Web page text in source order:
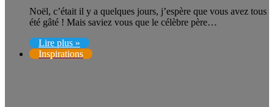
Noël, c’était il y a quelques jours, j’espère que vous avez tous
été gâté ! Mais saviez vous que le célèbre père…
Lire plus »
Inspirations